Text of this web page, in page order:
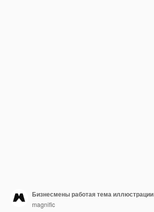
Бизнесмены работая тема иллюстрации
magnific